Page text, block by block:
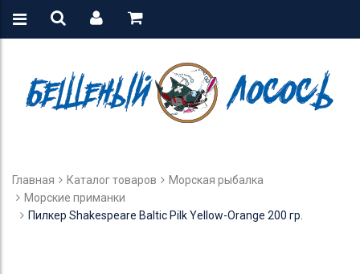
Главная Каталог товаров
Морская рыбалка
Морские приманки
Пилкер Shakespeare Baltic Pilk Yellow-Orange 200 гр.